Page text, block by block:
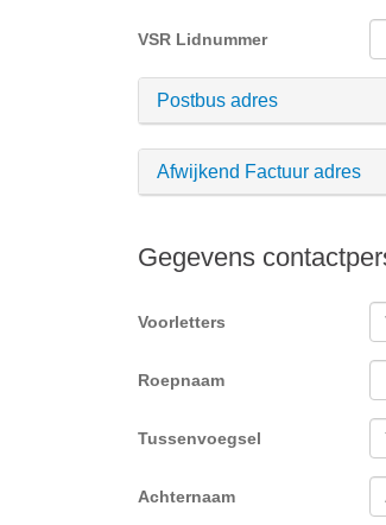
VSR Lidnummer
Postbus adres
Afwijkend Factuur adres
Gegevens
Voorletters
Roepnaam
Tussenvoegsel
Achternaam